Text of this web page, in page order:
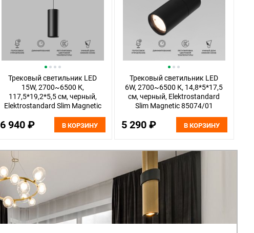
Трековый светильник LED
15W, 2700~6500 К,
117,5*19,2*5,5 см, черный,
Elektrostandard Slim Magnetic
6 940 ₽ В КОРЗИНУ
Трековый светильник LED
6W, 2700~6500 К, 14,8*5*17,5
см, черный, Elektrostandard
Slim Magnetic 85074/01
5 290 ₽ В КОРЗИНУ